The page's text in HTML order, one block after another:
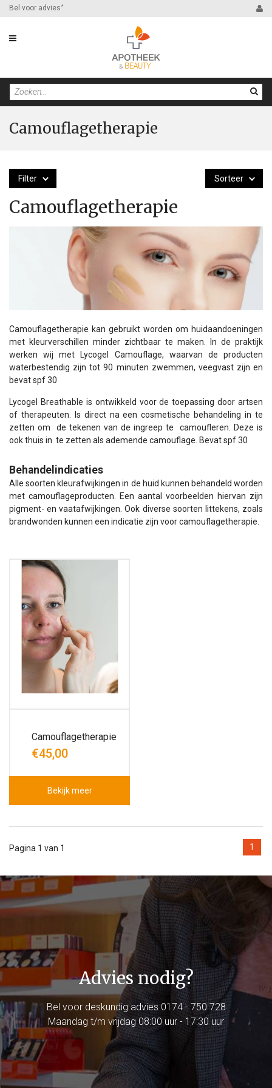
Bel voor advies *
Camouflagetherapie
Filter Sorteer
Camouflagetherapie
Camouflagetherapie kan gebruikt worden om huidaandoeningen
met kleurverschillen minder zichtbaar te maken. In de praktijk
werken wij met Lycogel Camouflage, waarvan de producten
waterbestendig zijn tot 90 minuten zwemmen, veegvast zijn en
bevat spf 30
Lycogel Breathable is ontwikkeld voor de toepassing door artsen
of therapeuten. Is direct na een cosmetische behandeling in te
zetten om de tekenen van de ingreep te camoufleren. Deze is
ook thuis in te zetten als ademende camouflage. Bevat spf 30
Behandelindicaties
Alle soorten kleurafwijkingen in de huid kunnen behandeld worden
met camouflageproducten. Een aantal voorbeelden hiervan zijn
pigment- en vaatafwijkingen. Ook diverse soorten littekens, zoals
brandwonden kunnen een indicatie zijn voor camouflagetherapie.
Camouflagetherapie
€45,00
Bekijk meer
Pagina 1 van 1 1
Advies nodig?
Bel voor deskundig advies 0174 - 750 728
Maandag t/m vrijdag 08:00 uur - 17:30 uur